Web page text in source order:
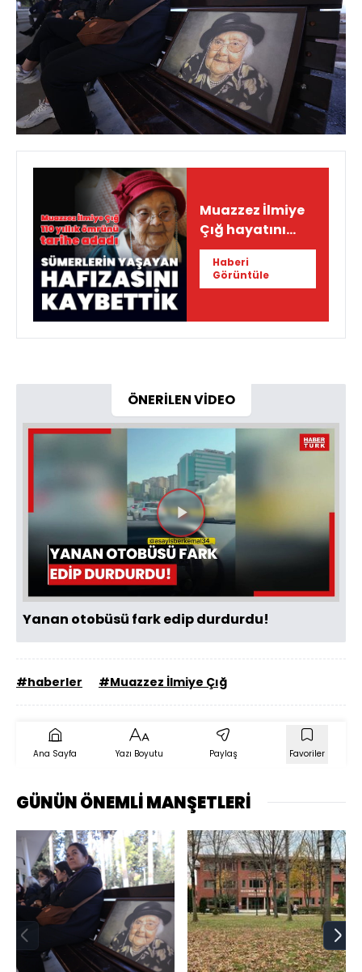
Muazzez İlmiye
Çığ hayatını
kaybetti
Haberi
Görüntüle
ÖNERİLEN VİDEO
Videoyu
Oynat
Yanan otobüsü fark edip durdurdu!
#haberler #Muazzez İlmiye Çığ
Ana Sayfa Yazı Boyutu Paylaş Favoriler
GÜNÜN ÖNEMLİ MANŞETLERİ